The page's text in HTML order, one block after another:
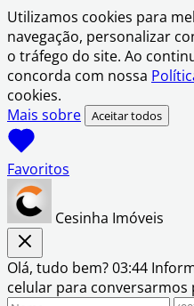
Utilizamos cookies para
navegação, personalizar
o tráfego do site. Ao
concorda com nossa
cookies.
Mais sobre
Aceitar todos
Favoritos
Cesinha Imóveis
Olá, tudo bem?03:44
celular para conversarmos